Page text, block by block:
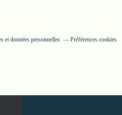
et données personnelles Préférences cookies